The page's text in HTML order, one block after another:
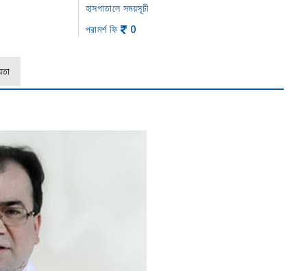
হাসপাতালে সময়সূচী
পরামর্শ ফি
0